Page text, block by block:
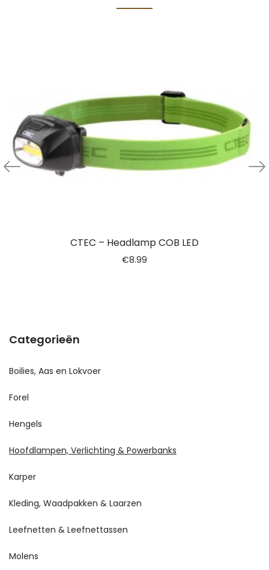
CTEC – Headlamp COB LED
€8.99
Categorieën
Boilies, Aas en Lokvoer
Forel
Hengels
Hoofdlampen, Verlichting & Powerbanks
Karper
Kleding, Waadpakken & Laarzen
Leefnetten & Leefnettassen
Molens